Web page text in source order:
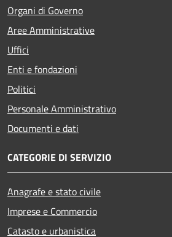
Organi di Governo
Aree Amministrative
Uffici
Enti e fondazioni
Politici
Personale Amministrativo
Documenti e dati
CATEGORIE DI SERVIZIO
Anagrafe e stato civile
Imprese e Commercio
Catasto e urbanistica